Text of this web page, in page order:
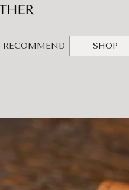
RECOMMEND SHOP